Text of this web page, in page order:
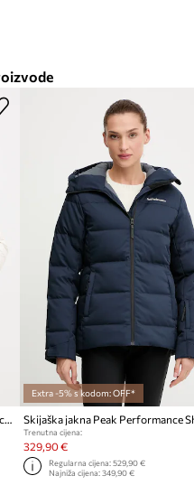
Pernata skijaška jakna Peak Performance Glissade
Extra -5% s kodom: OFF*
Skijaška jakna Peak Performance
Trenutna cijena:
329,90 €
Regularna cijena: 529,90 €
Najniža cijena: 349,90 €